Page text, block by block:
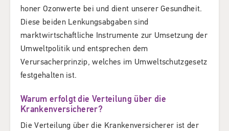
honer Ozonwerte bei und dient unserer Gesundheit.
Diese beiden Lenkungsabgaben sind
marktwirtschaftliche Instrumente zur Umsetzung der
Umweltpolitik und entsprechen dem
Verursacherprinzip, welches im Umweltschutzgesetz
festgehalten ist.
Warum erfolgt die Verteilung über die
Krankenversicherer?
Die Verteilung über die Krankenversicherer ist der